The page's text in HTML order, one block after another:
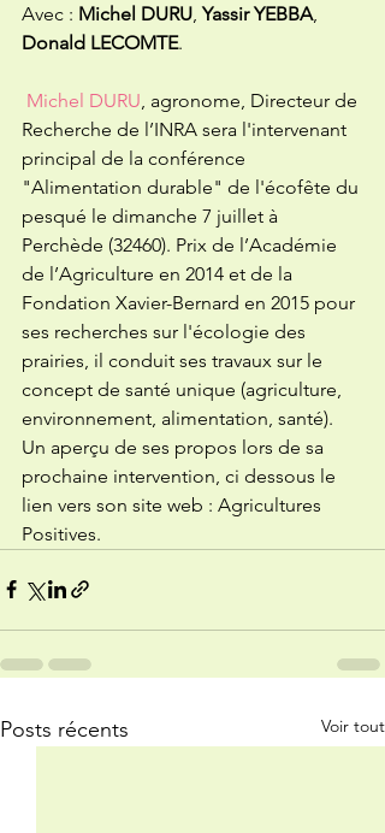
Avec : Michel DURU , Yassir YEBBA
Donald LECOMTE.
Michel DURU , agronome, Directeur de
Recherche de l’INRA sera l'intervenant
principal de la conférence
"Alimentation durable" de l'écofête du
pesqué le dimanche 7 juillet à
Perchède (32460). Prix de l’Académie
de l’Agriculture en 2014 et de la
Fondation Xavier-Bernard en 2015 pour
ses recherches sur l'écologie des
prairies, il conduit ses travaux sur le
concept de santé unique (agriculture,
environnement, alimentation, santé).
Un aperçu de ses propos lors de sa
prochaine intervention, ci dessous le
lien vers son site web : Agricultures
Positives.
Posts récents Voir tout